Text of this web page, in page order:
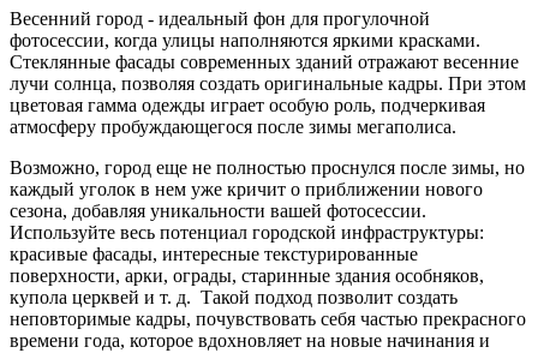
Весенний город - идеальный фон для прогулочной
фотосессии, когда улицы наполняются яркими красками.
Стеклянные фасады современных зданий отражают весенние
лучи солнца, позволяя создать оригинальные кадры. При этом
цветовая гамма одежды играет особую роль, подчеркивая
атмосферу пробуждающегося после зимы мегаполиса.
Возможно, город еще не полностью проснулся после зимы, но
каждый уголок в нем уже кричит о приближении нового
сезона, добавляя уникальности вашей фотосессии.
Используйте весь потенциал городской инфраструктуры:
красивые фасады, интересные текстурированные
поверхности, арки, ограды, старинные здания особняков,
купола церквей и т. д. Такой подход позволит создать
неповторимые кадры, почувствовать себя частью прекрасного
времени года, которое вдохновляет на новые начинания и